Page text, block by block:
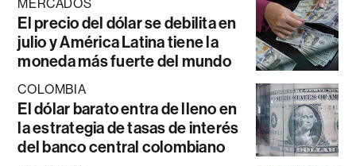
MERCADOS
El precio del dólar se debilita en
julio y América Latina tiene la
moneda más fuerte del mundo
COLOMBIA
El dólar barato entra de lleno en
la estrategia de tasas de interés
del banco central colombiano